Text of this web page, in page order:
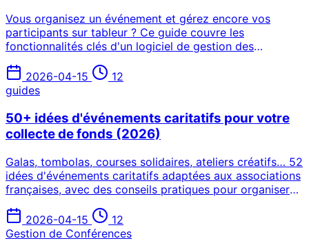
Vous organisez un événement et gérez encore vos
participants sur tableur ? Ce guide couvre les
fonctionnalités clés d'un logiciel de gestion des
disponibles en France en 2026 — dont Digitevent,
Yurplan, Weezevent et GuestlistOnline — et explique
comment choisir selon votre type d'événement et votre
budget.
2026-04-15
12
guides
50+ idées d'événements caritatifs pour votre
collecte de fonds (2026)
Galas, tombolas, courses solidaires, ateliers créatifs… 52
idées d'événements caritatifs adaptées aux associations
françaises, avec des conseils pratiques pour organiser
2026-04-15
12
Gestion de Conférences